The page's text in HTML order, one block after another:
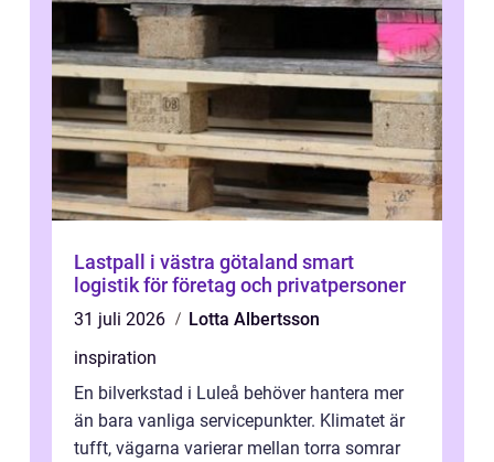
Lastpall i västra götaland smart
logistik för företag och privatpersoner
31 juli 2026
Lotta Albertsson
inspiration
En bilverkstad i Luleå behöver hantera mer
än bara vanliga servicepunkter. Klimatet är
tufft, vägarna varierar mellan torra somrar